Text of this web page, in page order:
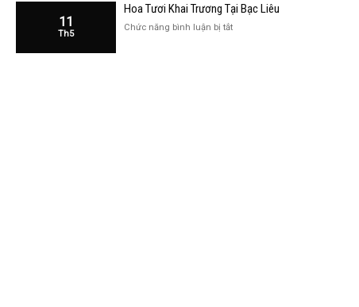
Bạc
Liêu
Khai
11
Th5
Hoa Tươi Khai Trương Tại Bạc Liêu
Chức năng bình luận bị tắtở